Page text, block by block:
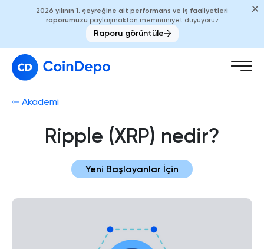
2026 yılının 1. çeyreğine ait performans ve iş faaliyetleri
raporumuzu paylaşmaktan memnuniyet duyuyoruz
Raporu görüntüle
⇽ Akademi
Ripple (XRP) nedir?
Yeni Başlayanlar İçin